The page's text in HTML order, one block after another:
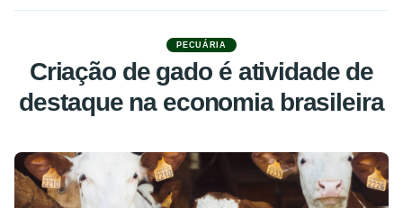
PECUÁRIA
Criação de gado é atividade de
destaque na economia brasileira